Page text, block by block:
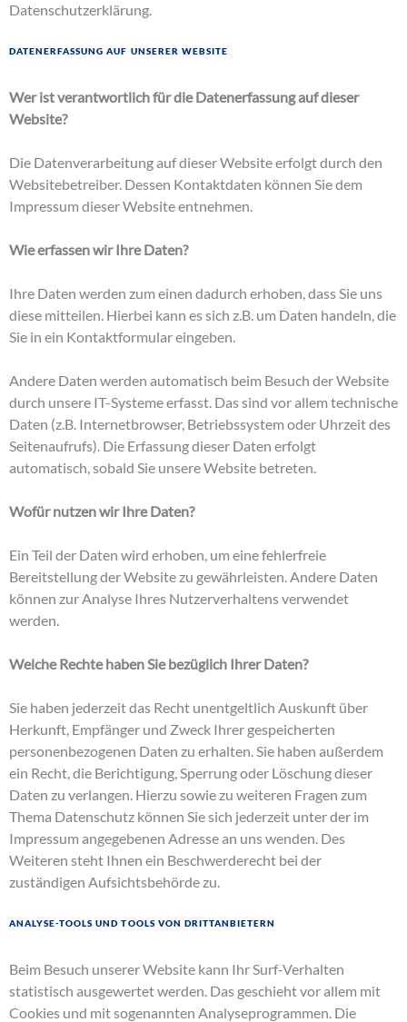
Datenschutzerklärung.
Datenerfassung auf unserer Website
Wer ist verantwortlich für die Datenerfassung auf dieser
Website?
Die Datenverarbeitung auf dieser Website erfolgt durch den
Websitebetreiber. Dessen Kontaktdaten können Sie dem
Impressum dieser Website entnehmen.
Wie erfassen wir Ihre Daten?
Ihre Daten werden zum einen dadurch erhoben, dass Sie uns
diese mitteilen. Hierbei kann es sich z.B. um Daten handeln, die
Sie in ein Kontaktformular eingeben.
Andere Daten werden automatisch beim Besuch der Website
durch unsere IT-Systeme erfasst. Das sind vor allem technische
Daten (z.B. Internetbrowser, Betriebssystem oder Uhrzeit des
Seitenaufrufs). Die Erfassung dieser Daten erfolgt
automatisch, sobald Sie unsere Website betreten.
Wofür nutzen wir Ihre Daten?
Ein Teil der Daten wird erhoben, um eine fehlerfreie
Bereitstellung der Website zu gewährleisten. Andere Daten
können zur Analyse Ihres Nutzerverhaltens verwendet
werden.
Welche Rechte haben Sie bezüglich Ihrer Daten?
Sie haben jederzeit das Recht unentgeltlich Auskunft über
Herkunft, Empfänger und Zweck Ihrer gespeicherten
personenbezogenen Daten zu erhalten. Sie haben außerdem
ein Recht, die Berichtigung, Sperrung oder Löschung dieser
Daten zu verlangen. Hierzu sowie zu weiteren Fragen zum
Thema Datenschutz können Sie sich jederzeit unter der im
Impressum angegebenen Adresse an uns wenden. Des
Weiteren steht Ihnen ein Beschwerderecht bei der
zuständigen Aufsichtsbehörde zu.
Analyse-Tools und Tools von Drittanbietern
Beim Besuch unserer Website kann Ihr Surf-Verhalten
statistisch ausgewertet werden. Das geschieht vor allem mit
Cookies und mit sogenannten Analyseprogrammen. Die